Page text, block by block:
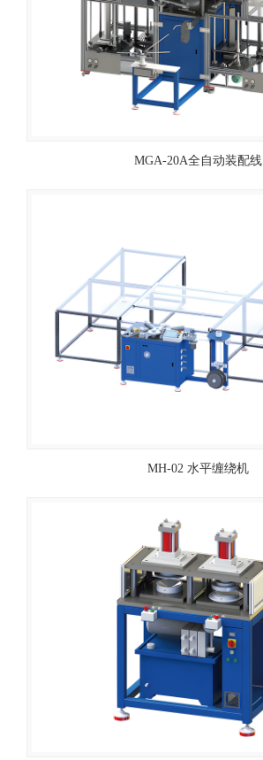
MGA-20A全自动装配线
MH-02 水平缠绕机